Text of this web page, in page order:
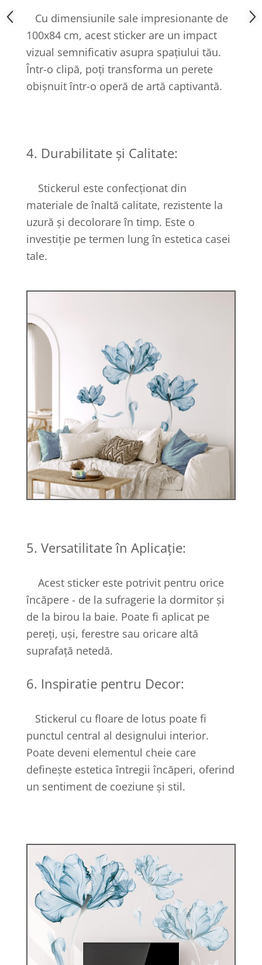
Cu dimensiunile sale impresionante de
100x84 cm, acest sticker are un impact
vizual semnificativ asupra spațiului tău.
Într-o clipă, poți transforma un perete
obișnuit într-o operă de artă captivantă.
4. Durabilitate și Calitate:
Stickerul este confecționat din
materiale de înaltă calitate, rezistente la
uzură și decolorare în timp. Este o
investiție pe termen lung în estetica casei
tale.
5. Versatilitate în Aplicație:
Acest sticker este potrivit pentru orice
încăpere - de la sufragerie la dormitor și
de la birou la baie. Poate fi aplicat pe
pereți, uși, ferestre sau oricare altă
suprafață netedă.
6. Inspiratie pentru Decor:
Stickerul cu floare de lotus poate fi
punctul central al designului interior.
Poate deveni elementul cheie care
definește estetica întregii încăperi, oferind
un sentiment de coeziune și stil.